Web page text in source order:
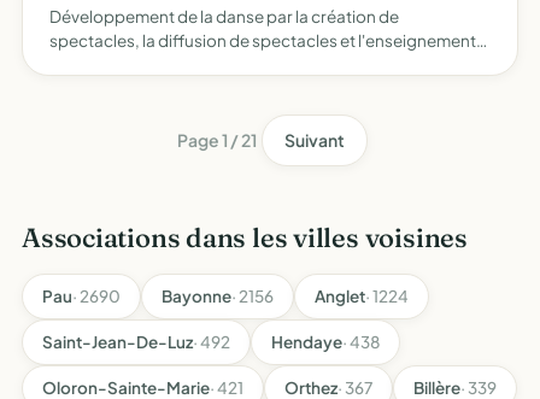
Développement de la danse par la création de
spectacles, la diffusion de spectacles et l'enseignement
Page 1 / 21 Suivant
Associations dans les villes voisines
Pau· 2690 Bayonne· 2156 Anglet· 1224
Saint-Jean-De-Luz· 492 Hendaye· 438
Oloron-Sainte-Marie· 421 Orthez· 367 Billère· 339